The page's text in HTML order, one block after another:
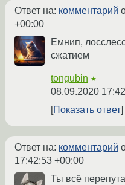
Ответ на: комментарий
+00:00
Емнип,
сжатием
tongubin ★
08.09.2020
Показать ответ
Ответ на: комментарий
17:42:53 +00:00
Ты всё